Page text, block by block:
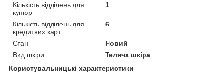
Кількість відділень для
купюр
1
Кількість відділень для
кредитних карт
6
Стан
Новий
Вид шкіри
Теляча шкіра
Користувальницькі характеристики